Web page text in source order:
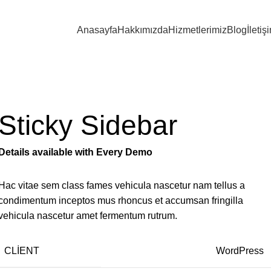
AnasayfaHakkımızdaHizmetlerimizBlog
Sticky Sidebar
Details available with Every Demo
Hac vitae sem class fames vehicula nascetur nam tellus a
inceptos mus rhoncus et accumsan fringilla
nascetur amet fermentum rutrum.
CLIENT WordPress